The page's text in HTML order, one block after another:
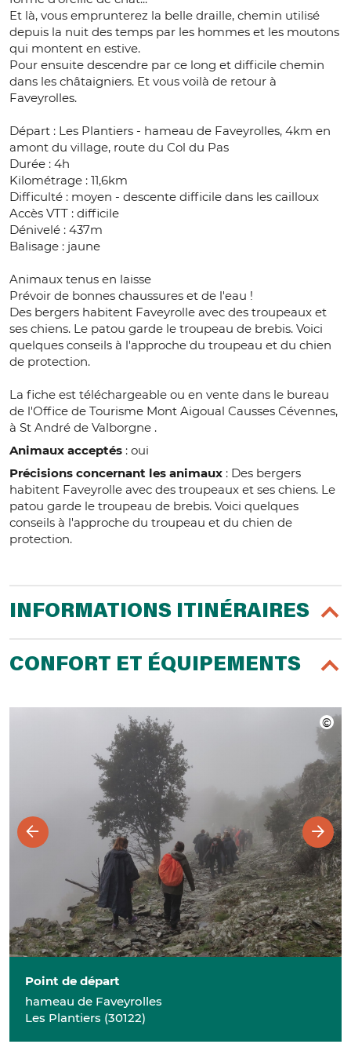
Et là, vous emprunterez la belle draille, chemin utilisé
depuis la nuit des temps par les hommes et les moutons
qui montent en estive.
Pour ensuite descendre par ce long et difficile chemin
dans les châtaigniers. Et vous voilà de retour à
Faveyrolles.
Départ : Les Plantiers - hameau de Faveyrolles, 4km en
amont du village, route du Col du Pas
Durée : 4h
Kilométrage : 11,6km
Difficulté : moyen - descente difficile dans les cailloux
Accès VTT : difficile
Dénivelé : 437m
Balisage : jaune
Animaux tenus en laisse
Prévoir de bonnes chaussures et de l'eau !
Des bergers habitent Faveyrolle avec des troupeaux et
ses chiens. Le patou garde le troupeau de brebis. Voici
quelques conseils à l'approche du troupeau et du chien
de protection.
La fiche est téléchargeable ou en vente dans le bureau
de l'Office de Tourisme Mont Aigoual Causses Cévennes,
à St André de Valborgne .
Animaux acceptés : oui
Précisions concernant les animaux : Des bergers
habitent Faveyrolle avec des troupeaux et ses chiens. Le
patou garde le troupeau de brebis. Voici quelques
conseils à l'approche du troupeau et du chien de
protection.
INFORMATIONS ITINÉRAIRES
CONFORT ET ÉQUIPEMENTS
Point de départ
hameau de Faveyrolles
Les Plantiers (30122)